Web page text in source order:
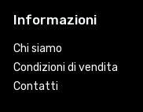
Informazioni
Chi siamo
Condizioni di vendita
Contatti